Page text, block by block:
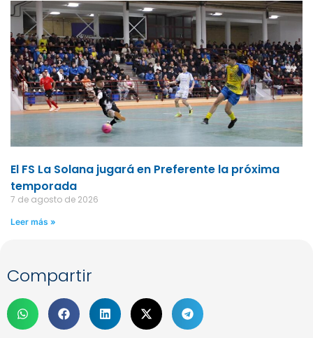
El FS La Solana jugará en Preferente la próxima
temporada
7 de agosto de 2026
Leer más »
Compartir